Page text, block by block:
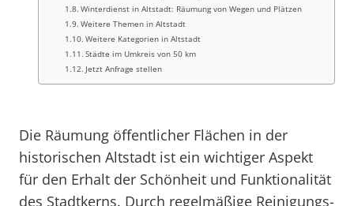
Winterdienst in Altstadt: Räumung von Wegen und Plätzen
Weitere Themen in Altstadt
Weitere Kategorien in Altstadt
Städte im Umkreis von 50 km
Jetzt Anfrage stellen
Die Räumung öffentlicher Flächen in der
historischen Altstadt ist ein wichtiger Aspekt
für den Erhalt der Schönheit und Funktionalität
des Stadtkerns. Durch regelmäßige Reinigungs-